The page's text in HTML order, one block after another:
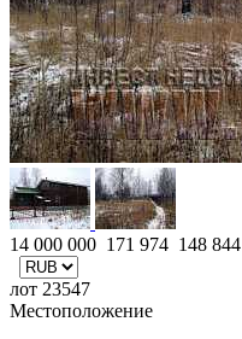
14 000 000 171 974 148 844
лот 23547
Местоположение